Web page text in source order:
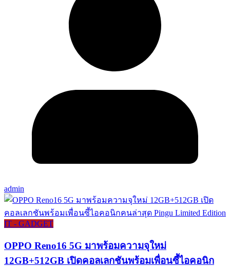
admin
IT - GADGET
OPPO Reno16 5G มาพร้อมความจุใหม่
12GB+512GB เปิดคอลเลกชันพร้อมเพื่อนซี้ไอคอนิก